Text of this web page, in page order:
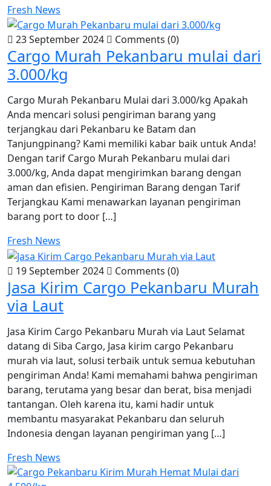
Fresh News
23 September 2024 Comments (0)
Cargo Murah Pekanbaru mulai dari
3.000/kg
Cargo Murah Pekanbaru Mulai dari 3.000/kg Apakah
Anda mencari solusi pengiriman barang yang
terjangkau dari Pekanbaru ke Batam dan
Tanjungpinang? Kami memiliki kabar baik untuk Anda!
Dengan tarif Cargo Murah Pekanbaru mulai dari
3.000/kg, Anda dapat mengirimkan barang dengan
aman dan efisien. Pengiriman Barang dengan Tarif
Terjangkau Kami menawarkan layanan pengiriman
barang port to door […]
Fresh News
19 September 2024 Comments (0)
Jasa Kirim Cargo Pekanbaru Murah
via Laut
Jasa Kirim Cargo Pekanbaru Murah via Laut Selamat
datang di Siba Cargo, Jasa kirim cargo Pekanbaru
murah via laut, solusi terbaik untuk semua kebutuhan
pengiriman Anda! Kami memahami bahwa pengiriman
barang, terutama yang besar dan berat, bisa menjadi
tantangan. Oleh karena itu, kami hadir untuk
membantu masyarakat Pekanbaru dan seluruh
Indonesia dengan layanan pengiriman yang […]
Fresh News